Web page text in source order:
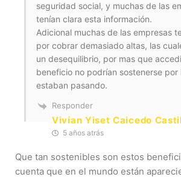
seguridad social, y muchas de las
tenían clara esta información.
Adicional muchas de las empresas
por cobrar demasiado altas, las
un desequilibrio, por mas que
beneficio no podrían sostenerse por
estaban pasando.
Responder
Vivían Yiset Caicedo
5 años atrás
Que tan sostenibles son estos
cuenta que en el mundo están